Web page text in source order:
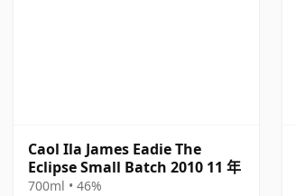
Caol Ila James Eadie The
Eclipse Small Batch 2010 11 年
700ml • 46%